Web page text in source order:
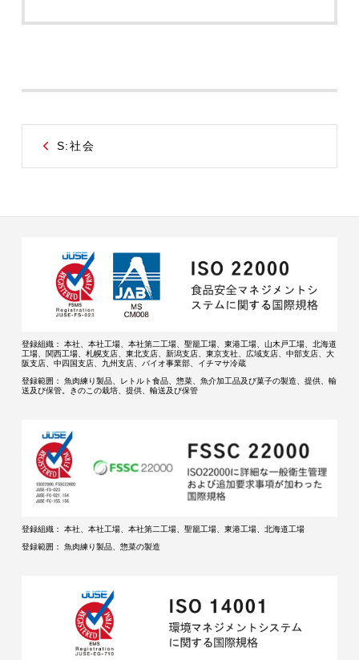
S:社会
登録組織：
本社、本社工場、本社第二工場、聖籠工場、東港工場、山木戸工場、北海道
工場、関西工場、札幌支店、東北支店、新潟支店、東京支社、広域支店、中部支店、大
阪支店、中四国支店、九州支店、バイオ事業部、イチマサ冷蔵
登録範囲：
魚肉練り製品、レトルト食品、惣菜、魚介加工品及び菓子の製造、提供、輸
送及び保管。きのこの栽培、提供、輸送及び保管
登録組織：
本社、本社工場、本社第二工場、聖籠工場、東港工場、北海道工場
登録範囲：
魚肉練り製品、惣菜の製造